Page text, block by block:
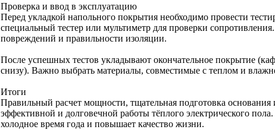
Проверка и ввод в эксплуатацию
Перед укладкой напольного покрытия необходимо провести
специальный тестер или мультиметр для проверки
повреждений и правильности изоляции.
После успешных тестов укладывают окончательное покрытие
снизу). Важно выбрать материалы, совместимые с теплом и
Итоги
Правильный расчет мощности, тщательная подготовка
эффективной и долговечной работы тёплого электрического
холодное время года и повышает качество жизни.